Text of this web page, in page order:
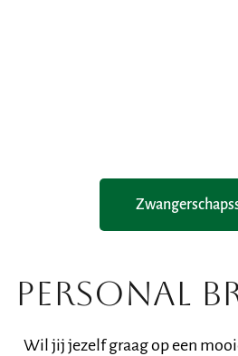
PERSONAL
Wil jij jezelf graag op een